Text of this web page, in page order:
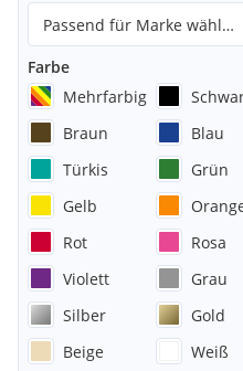
Passend für Marke
Farbe
Mehrfarbig
Braun
Blau
Türkis
Grün
Gelb
Rot
Rosa
Violett
Grau
Silber
Gold
Beige
Weiß